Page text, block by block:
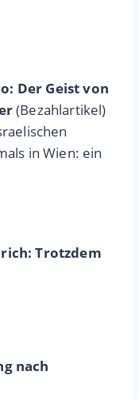
Der Geist von
(Bezahlartikel)
in Wien: ein
Trotzdem
nach